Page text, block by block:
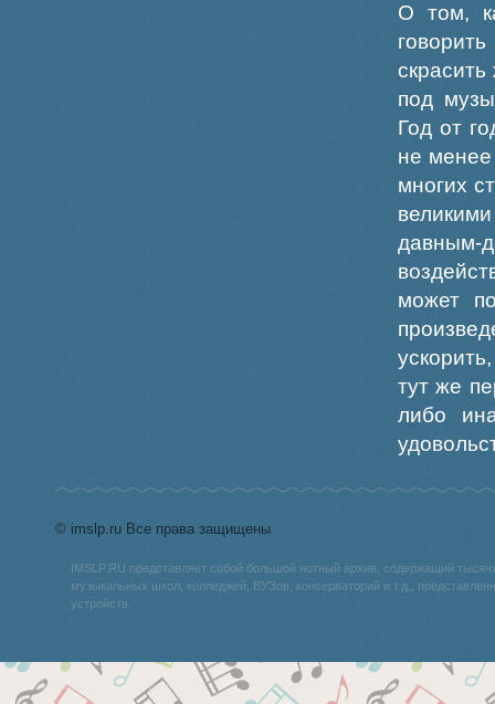
О том,
под
Год от
не
многих
давным-
может
тут же
либо
© imslp.ru Все права защищены
IMSLP.RU представляет собой большой нотный архив, содержащий
музыкальных школ, колледжей, ВУЗов, консерваторий и т.д.,
устройств.